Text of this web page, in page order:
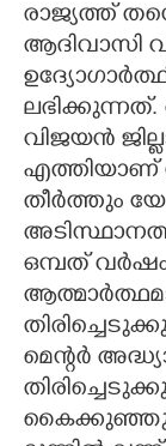
രാജ്യത്ത്
ആദിവാസി
ലഭിക്കുന്നത്.
വിജയൻ
എത്തിയാണ്
തീർത്തും
ഒമ്പത്
മെന്റർ